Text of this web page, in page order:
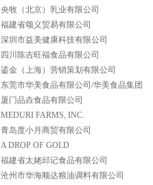
央牧（北京）乳业有限公司
福建省颂义贸易有限公司
深圳市益美健康科技有限公司
四川陈吉旺福食品有限公司
鋈金（上海）营销策划有限公司
东莞市华美食品有限公司/华美食品集团
厦门品垚食品有限公司
MEDURI FARMS, INC.
青岛度小月商贸有限公司
A DROP OF GOLD
福建省太姥邱记食品有限公司
沧州市华海顺达粮油调料有限公司